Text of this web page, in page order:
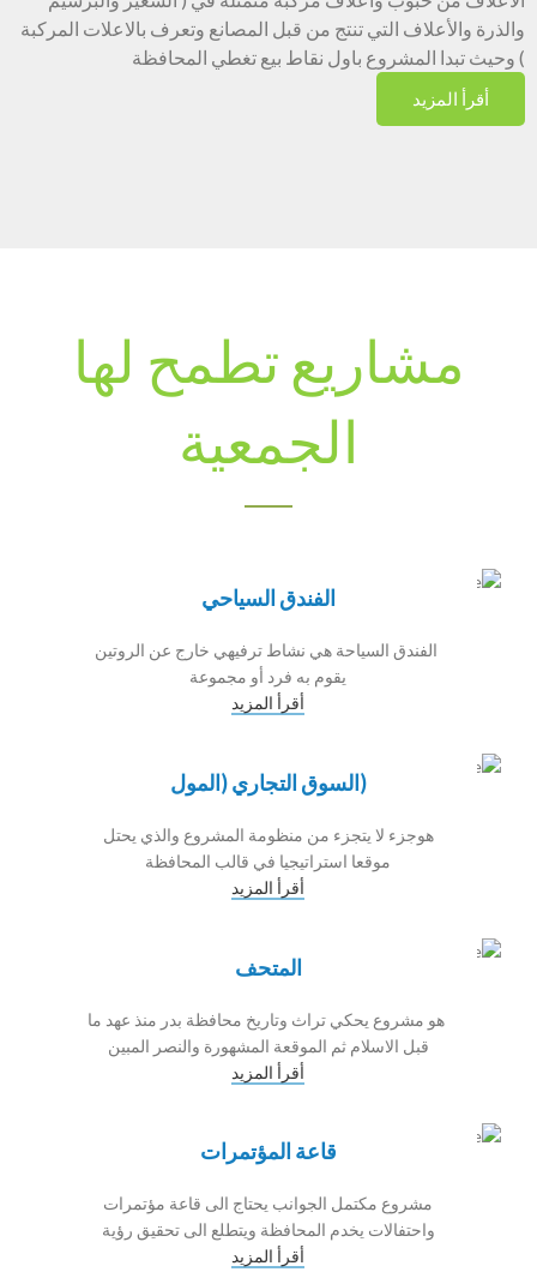
والذرة والأعلاف التي تنتج من قبل المصانع وتعرف بالاعلات المركبة
) وحيث تبدا المشروع باول نقاط بيع تغطي المحافظة
أقرأ المزيد
مشاريع تطمح لها
الجمعية
الفندق السياحي
الفندق السياحة هي نشاط ترفيهي خارج عن الروتين
يقوم به فرد أو مجموعة
أقرأ المزيد
(السوق التجاري (المول
هوجزء لا يتجزء من منظومة المشروع والذي يحتل
موقعا استراتيجيا في قالب المحافظة
أقرأ المزيد
المتحف
هو مشروع يحكي تراث وتاريخ محافظة بدر منذ عهد ما
قبل الاسلام ثم الموقعة المشهورة والنصر المبين
أقرأ المزيد
قاعة المؤتمرات
مشروع مكتمل الجوانب يحتاج الى قاعة مؤتمرات
واحتفالات يخدم المحافظة ويتطلع الى تحقيق رؤية
أقرأ المزيد